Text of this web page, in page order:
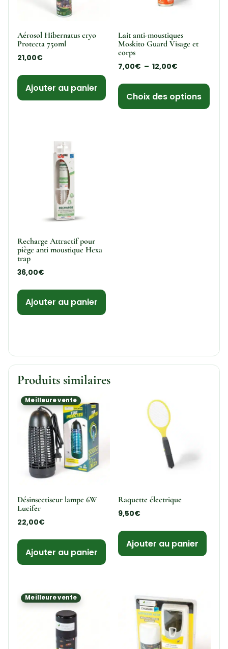
Aérosol Hibernatus cryo
Protecta 750ml
21,00€
Ajouter au panier
Lait anti-moustiques
Moskito Guard Visage et
corps
7,00€ – 12,00€
Choix des options
Recharge Attractif pour
piège anti moustique Hexa
trap
36,00€
Ajouter au panier
Produits similaires
Meilleure vente
Désinsectiseur lampe 6W
Lucifer
22,00€
Ajouter au panier
Raquette électrique
9,50€
Ajouter au panier
Meilleure vente